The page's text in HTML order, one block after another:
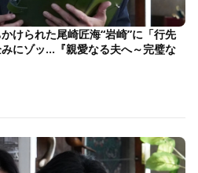
けられた尾崎匠海“岩崎”に「行先
にゾッ…『親愛なる夫へ～完璧な